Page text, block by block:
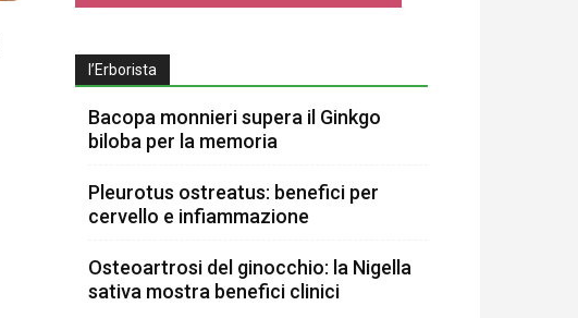
l’Erborista
Bacopa monnieri supera il Ginkgo
biloba per la memoria
Pleurotus ostreatus: benefici per
cervello e infiammazione
Osteoartrosi del ginocchio: la Nigella
sativa mostra benefici clinici